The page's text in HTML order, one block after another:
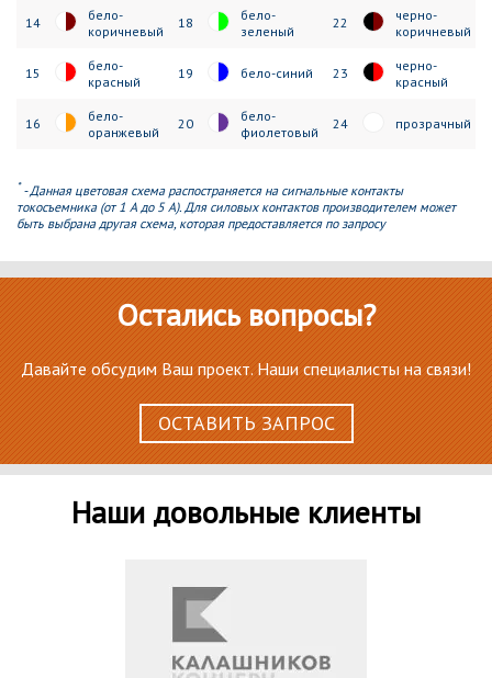
14
бело-
коричневый
18
бело-
зеленый
22
черно-
коричневый
15
бело-
красный
19 бело-синий 23
черно-
красный
16
бело-
оранжевый
20
бело-
фиолетовый
24 прозрачный
* - Данная цветовая схема распостраняется на сигнальные контакты
токосъемника (от 1 А до 5 А). Для силовых контактов производителем может
быть выбрана другая схема, которая предоставляется по запросу
Остались вопросы?
Давайте обсудим Ваш проект. Наши специалисты на связи!
ОСТАВИТЬ ЗАПРОС
Наши довольные клиенты